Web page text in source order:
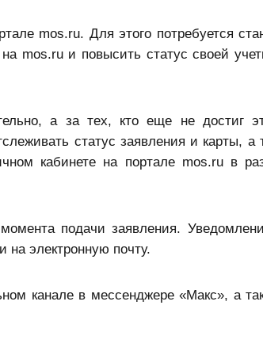
mos.ru. Для этого потребуется
mos.ru и повысить статус своей
а за тех, кто еще не достиг
статус заявления и карты, а
кабинете на портале mos.ru в
подачи заявления.
на электронную почту.
канале в мессенджере «Макс», а